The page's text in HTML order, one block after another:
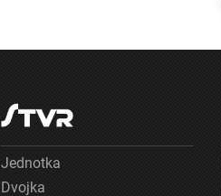
Jednotka
Dvojka